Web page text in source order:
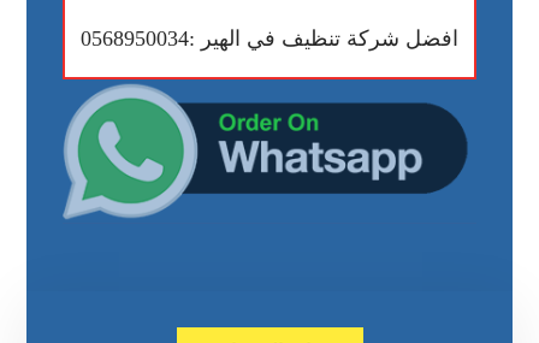
افضل شركة تنظيف في الهير :0568950034